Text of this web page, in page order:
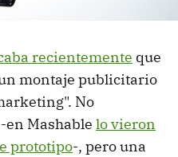
recientemente que
montaje publicitario
No
en Mashable lo vieron
prototipo-, pero una